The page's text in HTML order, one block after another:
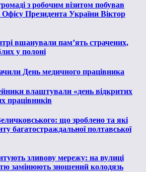
з робочим візитом побував
Офісу Президента України Віктор
вшанували пам’ять страчених,
у полоні
День медичного працівника
влаштували «день відкритих
працівників
що зроблено та які
багатостраждальної полтавської
зливову мережу: на вулиці
замінюють зношений колодязь